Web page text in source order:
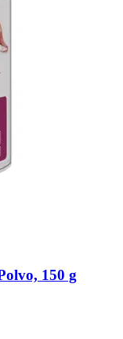
150 g